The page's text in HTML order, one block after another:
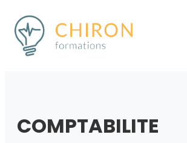
COMPTABILITE